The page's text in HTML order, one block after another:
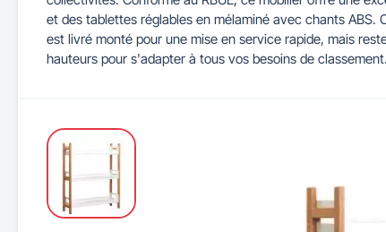
Cendriers urbains
Maitrise d'accès et parking
Séparateurs de voie
Illuminations de Noël
Mobilier de bureau
Tableaux d'école
et des tablettes réglables en mélaminé avec chants
est livré monté pour une mise en service rapide, mais
hauteurs pour s'adapter à tous vos besoins de classement.